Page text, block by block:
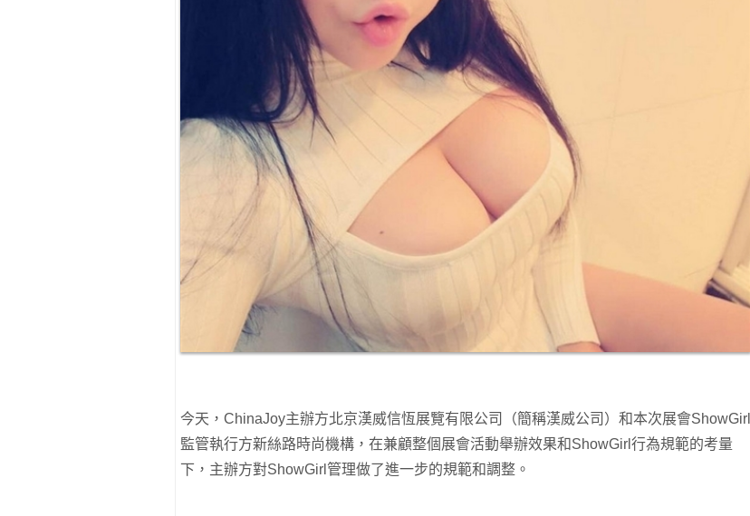
今天，ChinaJoy主辦方北京漢威信恆展覽有限公司（簡稱漢威公司）和本次展會ShowGirl
監管執行方新絲路時尚機構，在兼顧整個展會活動舉辦效果和ShowGirl行為規範的考量
下，主辦方對ShowGirl管理做了進一步的規範和調整。